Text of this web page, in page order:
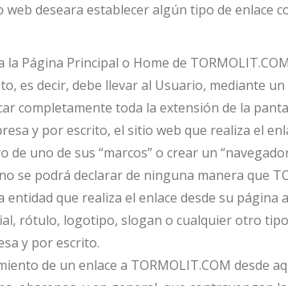
deseara establecer algún tipo de enlace
Página Principal o Home de
es decir, debe llevar al Usuario, mediante
completamente toda la extensión de la
y por escrito, el sitio web que realiza el
uno de sus “marcos” o crear un
se podrá declarar de ninguna manera que
que realiza el enlace desde su
rótulo, logotipo, slogan o cualquier otro
y por escrito.
de un enlace a TORMOLIT.COM desde